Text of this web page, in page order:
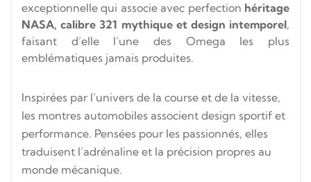
exceptionnelle qui associe avec perfection héritage
NASA, calibre 321 mythique et design intemporel,
faisant d’elle l’une des Omega les plus
emblématiques jamais produites.
Inspirées par l’univers de la course et de la vitesse,
les montres automobiles associent design sportif et
performance. Pensées pour les passionnés, elles
traduisent l’adrénaline et la précision propres au
monde mécanique.